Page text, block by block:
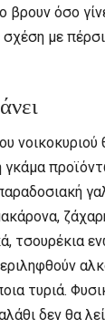
βρουν όσο
σχέση με
νοικοκυριού
γκάμα
τσουρέκια
τυριά.
δεν θα